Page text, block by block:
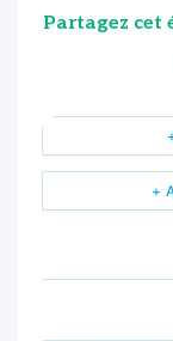
Partagez cet
+